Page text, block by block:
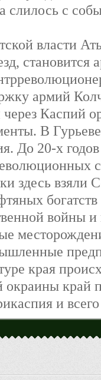
слилось с
власти
становится
армий
через Каспий
В Гурьеве
До 20-х
здесь взяли
войны
края
окраины край
и всего